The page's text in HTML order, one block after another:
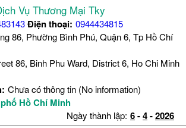
Vụ Thương Mại Tky
Điện thoại: 0944434815
86, Phường Bình Phú, Quận 6, Tp Hồ Chí
86, Binh Phu Ward, District 6, Ho Chi Minh
Chưa có thông tin (No information)
Hồ Chí Minh
Ngày thành lập: 6-4-2026